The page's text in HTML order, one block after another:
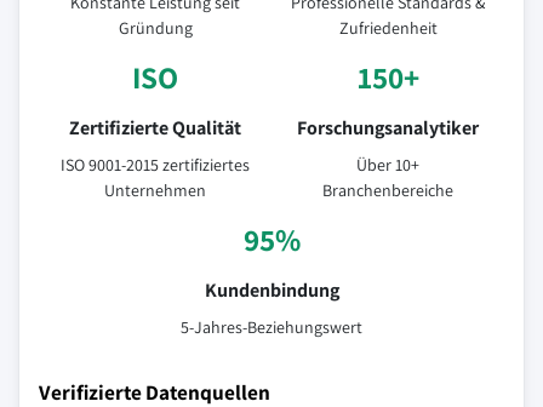
Gründung
Zufriedenheit
ISO
Zertifizierte Qualität
ISO 9001-2015 zertifiziertes
Unternehmen
150+
Forschungsanalytiker
Über 10+
Branchenbereiche
95%
Kundenbindung
5-Jahres-Beziehungswert
Verifizierte Datenquellen